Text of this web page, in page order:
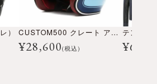
） CUSTOM500 クレート アイスブルー
¥28,600(税込) ¥